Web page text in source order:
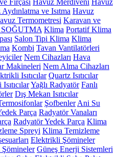
Fırçası Havuz Merdiveni Havuz
ve Isıtma Havuz
Termometresi Karavan ve
Klima Portatif Klima
Salon Tipi Klima Klima
Kombi Tavan Vantilatörleri
Nem Cihazları Hava
Makineleri Nem Alma Cihazları
Isıtıcılar Quartz Isıtıcılar
Yağlı Radyatör Fanlı
Dış Mekan Isıtıcılar
Şofbenler Ani Su
Parça Radyatör Vanaları
Radyatör Yedek Parça Klima
Spreyi Klima Temizleme
Elektrikli Şömineler
Şömineler Güneş Enerji Sistemleri